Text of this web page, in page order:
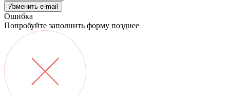
Изменить e-mail
Ошибка
Попробуйте заполнить форму позднее